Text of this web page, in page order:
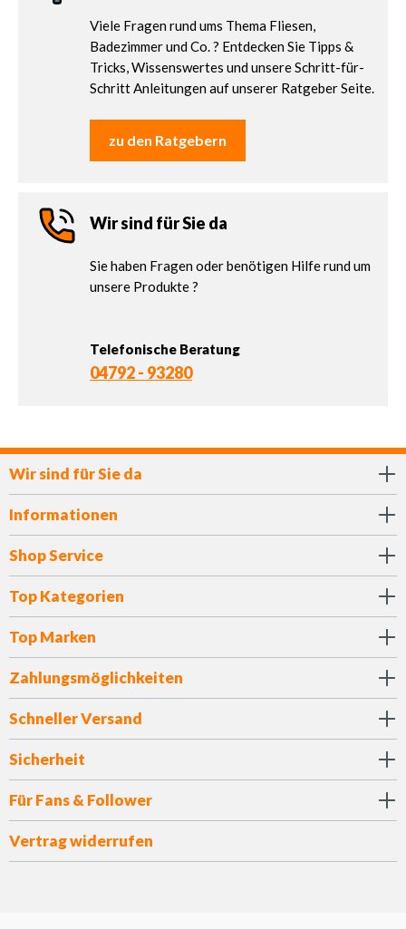
Viele Fragen rund ums Thema Fliesen,
Badezimmer und Co. ? Entdecken Sie Tipps &
Tricks, Wissenswertes und unsere Schritt-für-
Schritt Anleitungen auf unserer Ratgeber Seite.
zu den Ratgebern
Wir sind für Sie da
Sie haben Fragen oder benötigen Hilfe rund um
unsere Produkte ?
Telefonische Beratung
04792 - 93280
Wir sind für Sie da
Informationen
Shop Service
Top Kategorien
Top Marken
Zahlungsmöglichkeiten
Schneller Versand
Sicherheit
Für Fans & Follower
Vertrag widerrufen